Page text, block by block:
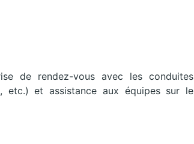
de rendez-vous avec les conduites
etc.) et assistance aux équipes sur le